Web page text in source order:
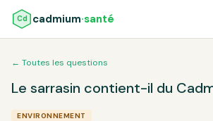
Cd cadmium·santé
← Toutes les questions
Le sarrasin contient-il du
ENVIRONNEMENT